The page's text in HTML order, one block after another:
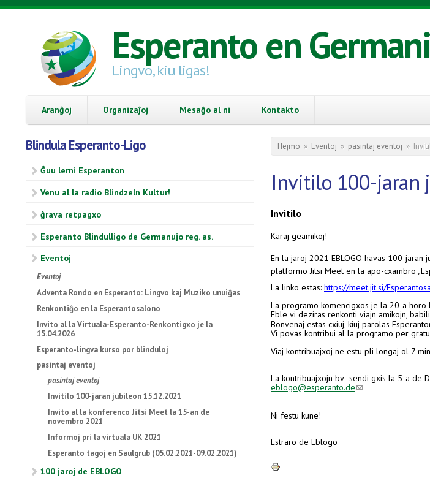
Skip to main content
Esperanto en
Lingvo, kiu ligas!
Aranĝoj Organizaĵoj Mesaĝo al ni Kontakto
Blindula Esperanto-Ligo
Ĝuu lerni Esperanton
Venu al la radio Blindzeln Kultur!
ĝrava retpagxo
Esperanto Blindulligo de Germanujo reg. as.
Eventoj
Eventoj
Adventa Rondo en Esperanto: Lingvo kaj Muziko unuiĝas
Renkontiĝo en la Esperantosalono
Invito al la Virtuala-Esperanto-Renkontigxo je la
15.04.2026
Esperanto-lingva kurso por blinduloj
pasintaj eventoj
pasintaj eventoj
Invitilo 100-jaran jubileon 15.12.2021
Invito al la konferenco Jitsi Meet la 15-an de
novembro 2021
Informoj pri la virtuala UK 2021
Esperanto tagoj en Saulgrub (05.02.2021-09.02.2021)
100 jaroj de EBLOGO
You are here
Hejmo » Eventoj » pasintaj eventoj »
Invitilo 100-jaran
Invitilo
Karaj geamikoj!
En la jaroj 2021 EBLOGO havas 100-
platformo Jitsi Meet en la apo-cxambro
La linko estas: https://meet.jit.si/
La programo komencigxos je la 20-a
Eble vi deziras renkonti viajn amikojn,
Bonvenaj estas cxiuj, kiuj parolas
Vi povas kontribui al la programo per
Viaj kontribuajxoj ne estu pli longaj ol 7
La kontribuajxojn bv- sendi gxis la 5-a de
eblogo@esperanto.de(link sends e-mail)
Ni festu kune!
Estraro de Eblogo